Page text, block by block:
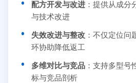
配方开发与改进 ：提供从成分
与技术改进
失效改进与整改 ：不仅定位问
环协助降低返工
多维对比与竞品 ：支持多型号
标与竞品剖析